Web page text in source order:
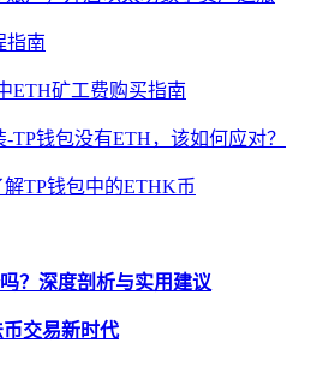
指南
ETH矿工费购买指南
TP钱包没有ETH，该如何应对？
TP钱包中的ETHK币
？深度剖析与实用建议
交易新时代